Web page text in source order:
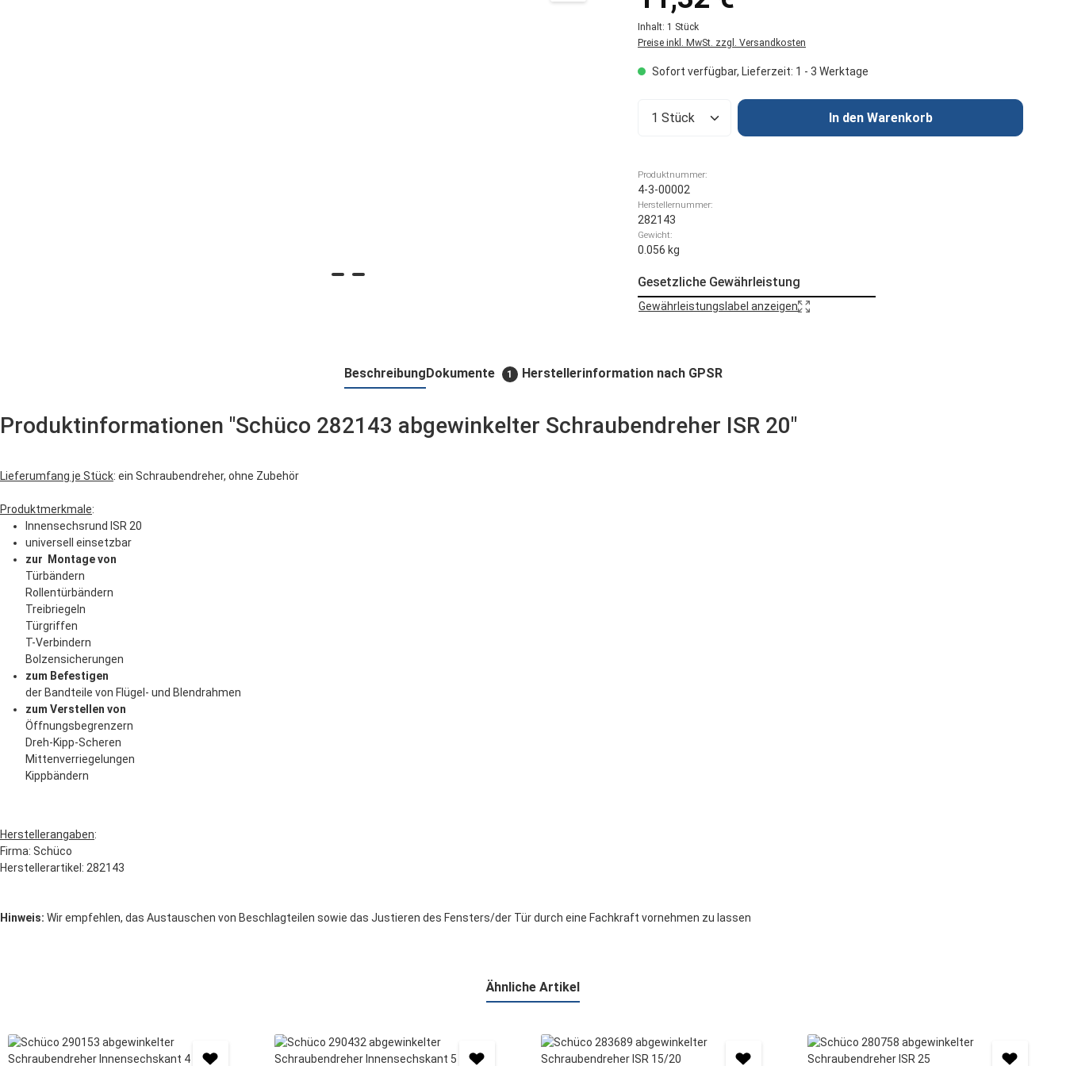
Inhalt: 1 Stück
Preise inkl. MwSt. zzgl. Versandkosten
Sofort verfügbar, Lieferzeit: 1 - 3 Werktage
Produkt Anzahl: Gib den gewünschten Wert ein
In den Warenkorb
Produktnummer:
4-3-00002
Herstellernummer:
282143
Gewicht:
0.056 kg
Gesetzliche Gewährleistung
Gewährleistungslabel anzeigen
BeschreibungDokumente 1 Herstellerinformation nach GPSR
Produktinformationen "Schüco 282143 abgewinkelter Schraubendreher ISR 20"
Lieferumfang je Stück: ein Schraubendreher, ohne Zubehör
Produktmerkmale:
Innensechsrund ISR 20
universell einsetzbar
zur Montage von
Türbändern
Rollentürbändern
Treibriegeln
Türgriffen
T-Verbindern
Bolzensicherungen
zum Befestigen
der Bandteile von Flügel- und Blendrahmen
zum Verstellen von
Öffnungsbegrenzern
Dreh-Kipp-Scheren
Mittenverriegelungen
Kippbändern
Herstellerangaben:
Firma: Schüco
Herstellerartikel: 282143
Hinweis: Wir empfehlen, das Austauschen von Beschlagteilen sowie das Justieren des Fensters/der Tür durch eine Fachkraft vornehmen zu lassen
Ähnliche Artikel
Produktgalerie überspringen